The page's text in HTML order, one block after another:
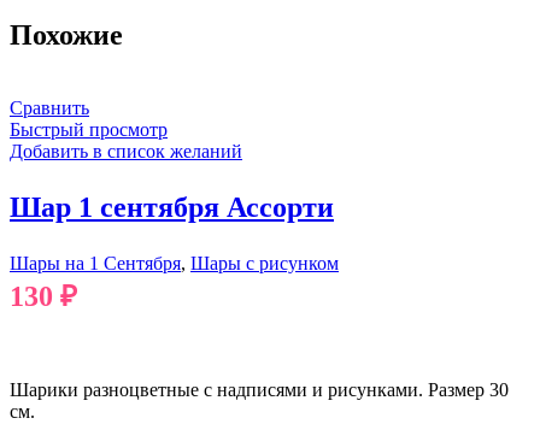
Похожие
Сравнить
Быстрый просмотр
Добавить в список желаний
Шар 1 сентября Ассорти
Шары на 1 Сентября, Шары с рисунком
130 ₽
Шарики разноцветные с надписями и рисунками. Размер 30
см.